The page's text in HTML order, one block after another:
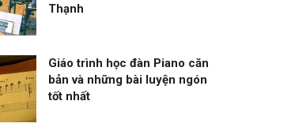
Thạnh
Giáo trình học đàn Piano căn
bản và những bài luyện ngón
tốt nhất